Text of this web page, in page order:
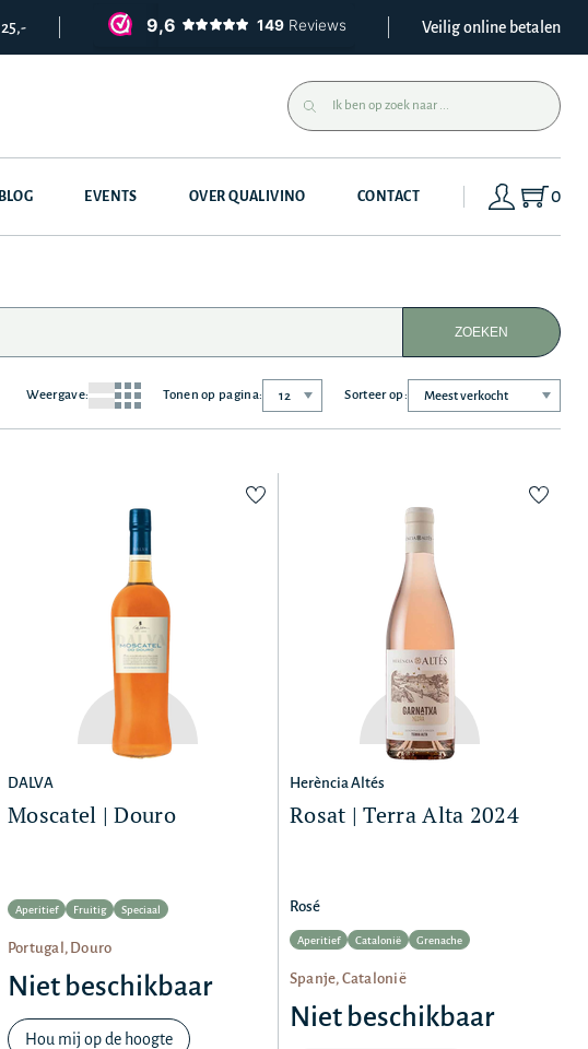
Veilig online betalen
EVENTS OVER QUALIVINO CONTACT 0
ZOEKEN
Weergave: Tonen op pagina: Sorteer op:
DALVA
Moscatel | Douro
Aperitief Fruitig Speciaal
Portugal, Douro
Niet beschikbaar
Hou mij op de hoogte
Herència Altés
Rosat | Terra Alta 2024
Rosé
Aperitief Catalonië Grenache
Spanje, Catalonië
Niet beschikbaar